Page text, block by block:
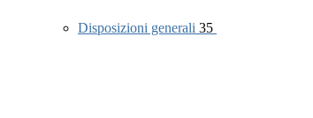
Disposizioni generali 35